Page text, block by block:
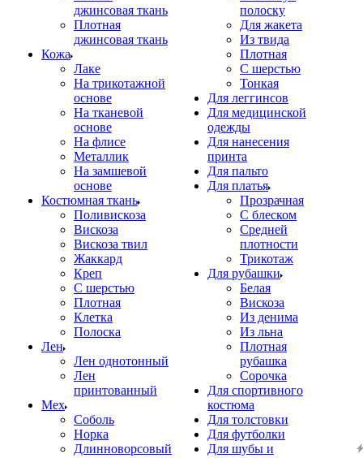
джинсовая ткань
Плотная
джинсовая ткань
Кожа
Лаке
На трикотажной
основе
На тканевой
основе
На флисе
Металлик
На замшевой
основе
Костюмная ткань
Поливискоза
Вискоза
Вискоза твил
Жаккард
Креп
С шерстью
Плотная
Клетка
Полоска
Лен
Лен однотонный
Лен
принтованный
Мех
Соболь
Норка
Длинноворсовый
полоску
Для жакета
Из твида
Плотная
С шерстью
Тонкая
Для леггинсов
Для медицинской
одежды
Для нанесения
принта
Для пальто
Для платья
Прозрачная
С блеском
Средней
плотности
Трикотаж
Для рубашки
Белая
Вискоза
Из денима
Из льна
Плотная
рубашка
Сорочка
Для спортивного
костюма
Для толстовки
Для футболки
Для шубы и